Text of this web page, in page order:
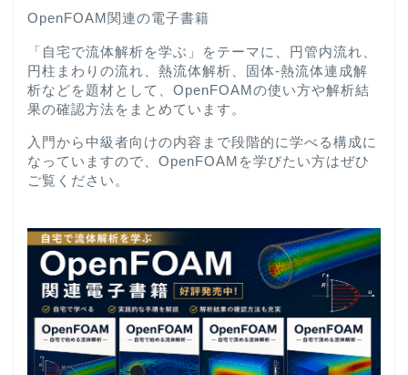
OpenFOAM関連の電子書籍
「自宅で流体解析を学ぶ」をテーマに、円管内流れ、
円柱まわりの流れ、熱流体解析、固体-熱流体連成解
析などを題材として、OpenFOAMの使い方や解析結
果の確認方法をまとめています。
入門から中級者向けの内容まで段階的に学べる構成に
なっていますので、OpenFOAMを学びたい方はぜひ
ご覧ください。